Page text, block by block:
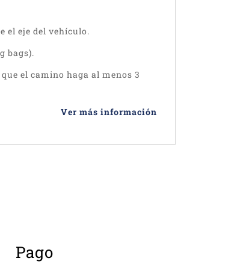
el eje del vehículo.
bags).
el camino haga al menos 3
Ver más información
Pago